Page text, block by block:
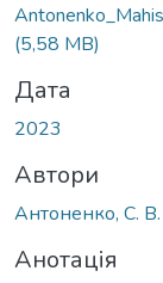
(5,58 MB)
Дата
2023
Автори
Антоненко, С. В.
Анотація